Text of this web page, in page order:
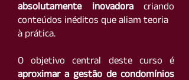
absolutamente inovadoracriando
conteúdos inéditos que aliam teoria
à prática.
O objetivo central deste curso é
aproximar a gestão de condomínios